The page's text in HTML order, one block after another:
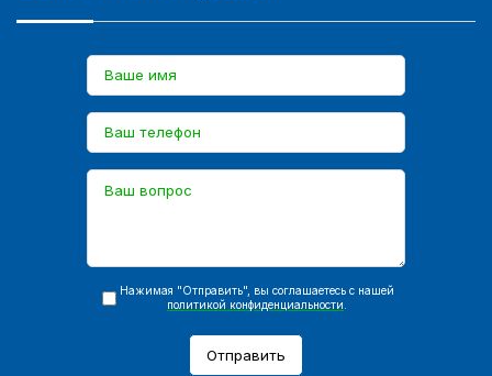
Нажимая "Отправить", вы соглашаетесь с нашей
политикой конфиденциальности
Отправить